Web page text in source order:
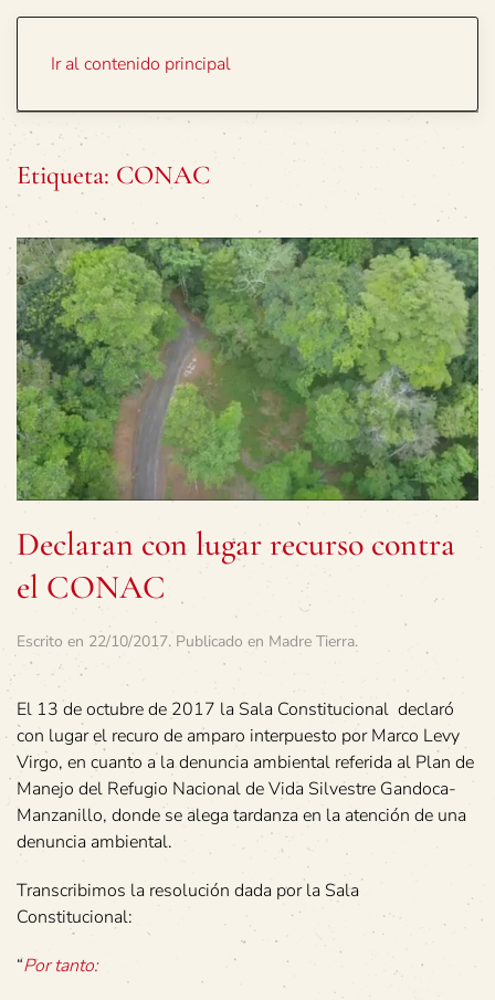
Ir al contenido principal
Etiqueta: CONAC
Declaran con lugar recurso contra
el CONAC
Escrito en 22/10/2017. Publicado en Madre Tierra.
El 13 de octubre de 2017 la Sala Constitucional declaró
con lugar el recuro de amparo interpuesto por Marco Levy
Virgo, en cuanto a la denuncia ambiental referida al Plan de
Manejo del Refugio Nacional de Vida Silvestre Gandoca-
Manzanillo, donde se alega tardanza en la atención de una
denuncia ambiental.
Transcribimos la resolución dada por la Sala
Constitucional:
“Por tanto: